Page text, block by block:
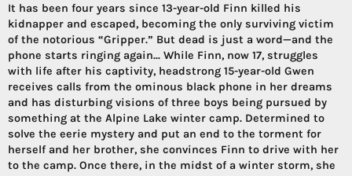
It has been four years since 13-year-old Finn killed his
kidnapper and escaped, becoming the only surviving victim
of the notorious “Gripper.” But dead is just a word—and the
phone starts ringing again... While Finn, now 17, struggles
with life after his captivity, headstrong 15-year-old Gwen
receives calls from the ominous black phone in her dreams
and has disturbing visions of three boys being pursued by
something at the Alpine Lake winter camp. Determined to
solve the eerie mystery and put an end to the torment for
herself and her brother, she convinces Finn to drive with her
to the camp. Once there, in the midst of a winter storm, she